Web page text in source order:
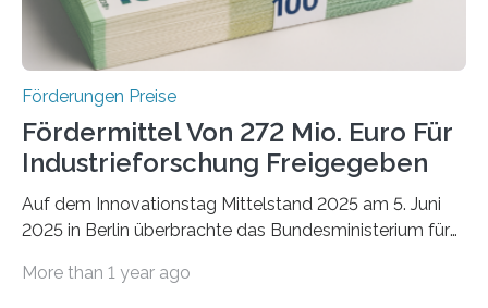
Förderungen Preise
Fördermittel Von 272 Mio. Euro Für
Industrieforschung Freigegeben
Auf dem Innovationstag Mittelstand 2025 am 5. Juni
2025 in Berlin überbrachte das Bundesministerium für
Überplanmäßige Verpflichtungsermächtigungen in
More than 1 year ago